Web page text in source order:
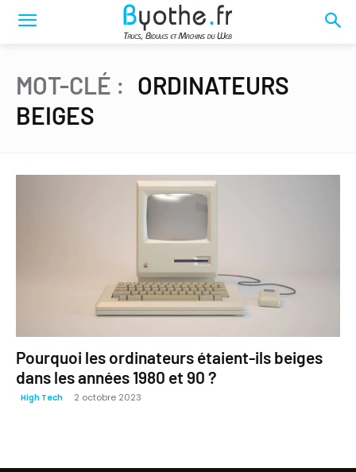
MOT-CLÉ : ORDINATEURS
BEIGES
Pourquoi les ordinateurs étaient-ils beiges
dans les années 1980 et 90 ?
High Tech 2 octobre 2023